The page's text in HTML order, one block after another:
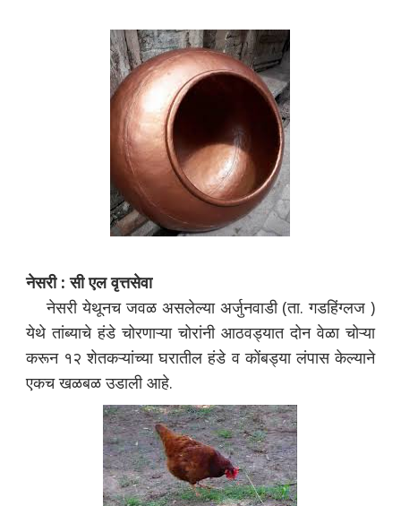
नेसरी : सी एल वृत्तसेवा
नेसरी येथूनच जवळ असलेल्या अर्जुनवाडी (ता. गडहिंग्लज )
येथे तांब्याचे हंडे चोरणाऱ्या चोरांनी आठवड्यात दोन वेळा चोऱ्या
करून १२ शेतकऱ्यांच्या घरातील हंडे व कोंबड्या लंपास केल्याने
एकच खळबळ उडाली आहे.